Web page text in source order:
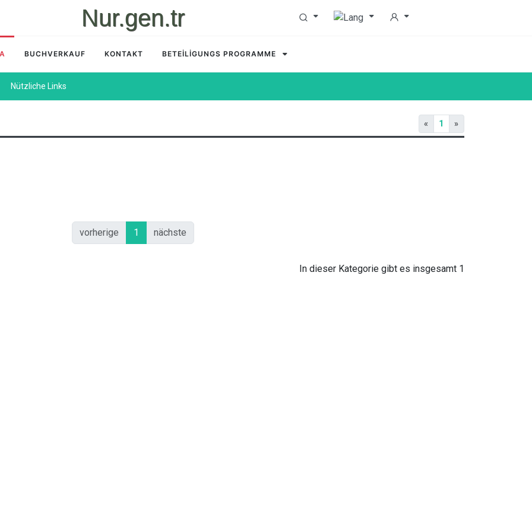
Nur.gen.tr
BUCHVERKAUF KONTAKT BETEİLİGUNGS PROGRAMME
Nützliche Links
« 1 »
vorherige 1 nächste
In dieser Kategorie gibt es insgesamt 1